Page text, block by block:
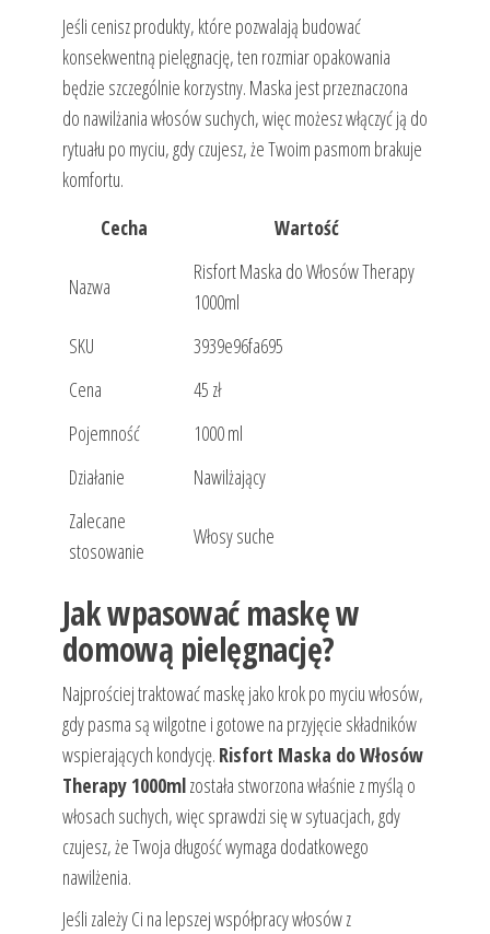
Jeśli cenisz produkty, które pozwalają budować
konsekwentną pielęgnację, ten rozmiar opakowania
będzie szczególnie korzystny. Maska jest przeznaczona
do nawilżania włosów suchych, więc możesz włączyć ją do
rytuału po myciu, gdy czujesz, że Twoim pasmom brakuje
komfortu.
Cecha
Wartość
Nazwa
Risfort Maska do Włosów Therapy
1000ml
SKU
3939e96fa695
Cena
45 zł
Pojemność
1000 ml
Działanie
Nawilżający
Zalecane
stosowanie
Włosy suche
Jak wpasować maskę w
domową pielęgnację?
Najprościej traktować maskę jako krok po myciu włosów,
gdy pasma są wilgotne i gotowe na przyjęcie składników
wspierających kondycję. Risfort Maska do Włosów
Therapy 1000mlzostała stworzona właśnie z myślą o
włosach suchych, więc sprawdzi się w sytuacjach, gdy
czujesz, że Twoja długość wymaga dodatkowego
nawilżenia.
Jeśli zależy Ci na lepszej współpracy włosów z